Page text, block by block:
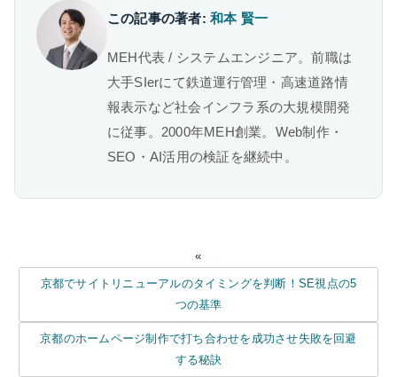
この記事の著者:和本 賢一
MEH代表 / システムエンジニア。前職は
大手SIerにて鉄道運行管理・高速道路情
報表示など社会インフラ系の大規模開発
に従事。2000年MEH創業。Web制作・
SEO・AI活用の検証を継続中。
«
京都でサイトリニューアルのタイミングを判断！SE視点の5
つの基準
京都のホームページ制作で打ち合わせを成功させ失敗を回避
する秘訣